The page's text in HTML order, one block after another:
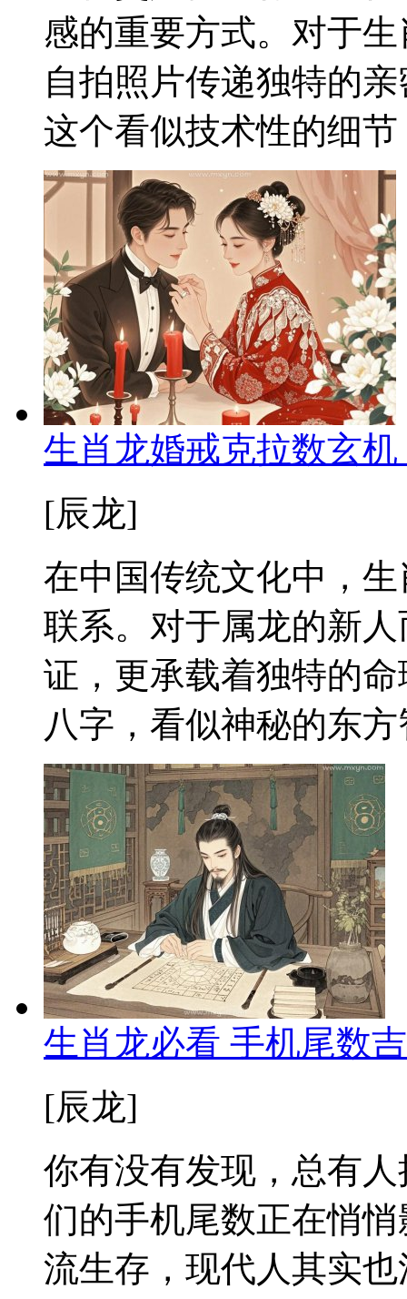
感的重要方式。对于
自拍照片传递独特的
这个看似技术性的细
生肖龙婚戒克拉数玄
[辰龙]
在中国传统文化中，
联系。对于属龙的新
证，更承载着独特的
八字，看似神秘的东
生肖龙必看 手机尾数
[辰龙]
你有没有发现，总有
们的手机尾数正在悄
流生存，现代人其实